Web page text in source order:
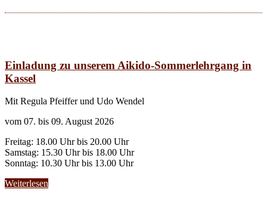
Einladung zu unserem Aikido-Sommerlehrgang in
Kassel
Mit Regula Pfeiffer und Udo Wendel
vom 07. bis 09. August 2026
Freitag: 18.00 Uhr bis 20.00 Uhr
Samstag: 15.30 Uhr bis 18.00 Uhr
Sonntag: 10.30 Uhr bis 13.00 Uhr
Weiterlesen